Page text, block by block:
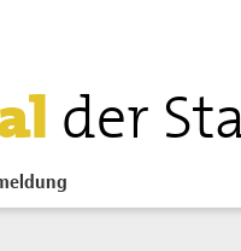
der